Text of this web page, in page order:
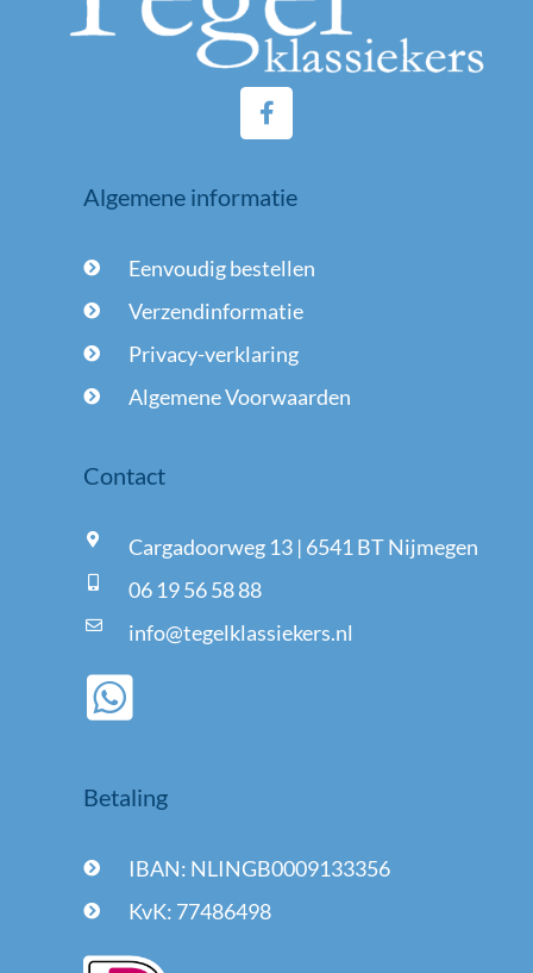
F
a
b
k
f
Algemene informatie
Eenvoudig bestellen
Verzendinformatie
Privacy-verklaring
Algemene Voorwaarden
Contact
Cargadoorweg 13 | 6541 BT Nijmegen
06 19 56 58 88
info@tegelklassiekers.nl
Betaling
IBAN: NLINGB0009133356
KvK: 77486498